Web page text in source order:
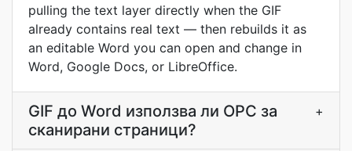
pulling the text layer directly when the GIF
already contains real text — then rebuilds it as
an editable Word you can open and change in
Word, Google Docs, or LibreOffice.
GIF до Word използва ли ОРС за
сканирани страници?
+